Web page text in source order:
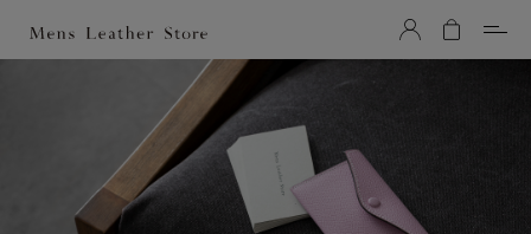
Mens Leather Store（メンズレザーストア）